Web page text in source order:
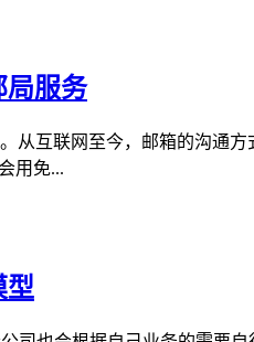
局服务
从互联网至今，邮箱的沟通
用免...
型